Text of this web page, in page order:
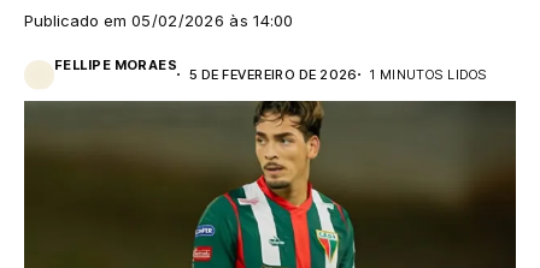
Publicado em 05/02/2026 às 14:00
FELLIPE MORAES
5 DE FEVEREIRO DE 2026 1 MINUTOS LIDOS